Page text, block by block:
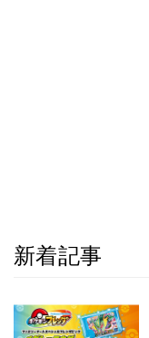
新着記事